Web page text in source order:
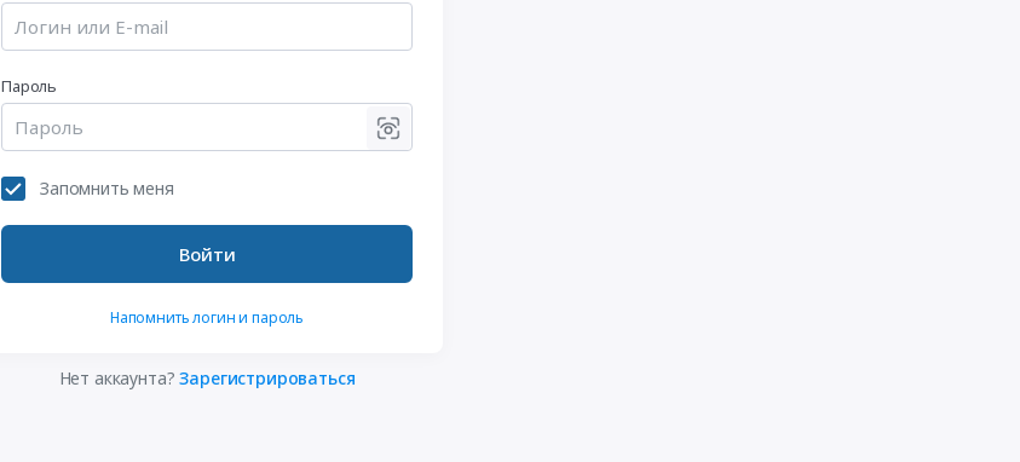
Пароль
Запомнить меня
Войти
Напомнить логин и пароль
Нет аккаунта?Зарегистрироваться